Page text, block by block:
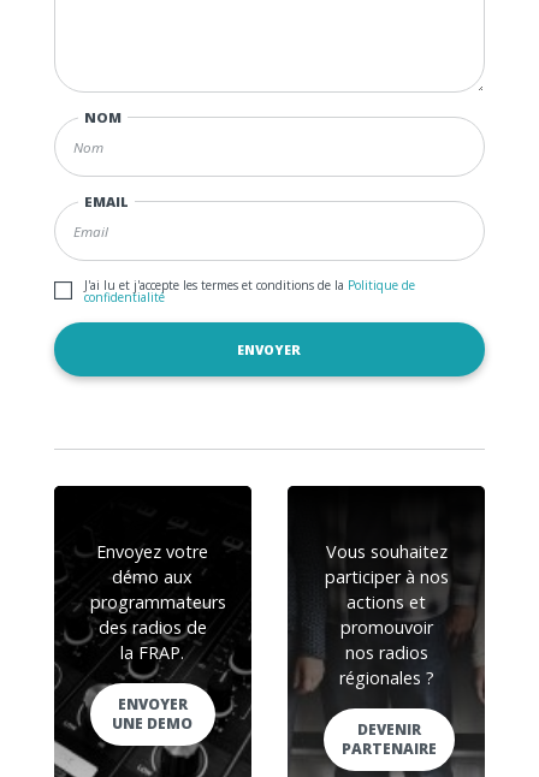
NOM
EMAIL
J'ai lu et j'accepte les termes et conditions de la Politique de
confidentialité
Envoyez votre
démo aux
programmateurs
des radios de
la FRAP.
ENVOYER
UNE DEMO
Vous souhaitez
participer à nos
actions et
promouvoir
nos radios
régionales ?
DEVENIR
PARTENAIRE